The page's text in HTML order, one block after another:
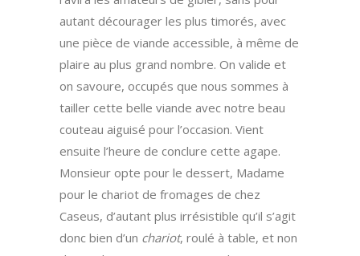
autant décourager les plus timorés, avec
une pièce de viande accessible, à même de
plaire au plus grand nombre. On valide et
on savoure, occupés que nous sommes à
tailler cette belle viande avec notre beau
couteau aiguisé pour l’occasion. Vient
ensuite l’heure de conclure cette agape.
Monsieur opte pour le dessert, Madame
pour le chariot de fromages de chez
Caseus, d’autant plus irrésistible qu’il s’agit
donc bien d’un chariot, roulé à table, et non